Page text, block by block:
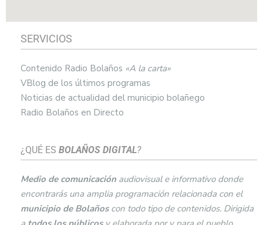
SERVICIOS
Contenido Radio Bolaños «A la carta»
VBlog de los últimos programas
Noticias de actualidad del municipio bolañego
Radio Bolaños en Directo
¿QUÉ ES BOLAÑOS DIGITAL?
Medio de comunicación audiovisual e informativo donde
encontrarás una amplia programación relacionada con el
municipio de Bolaños con todo tipo de contenidos. Dirigida